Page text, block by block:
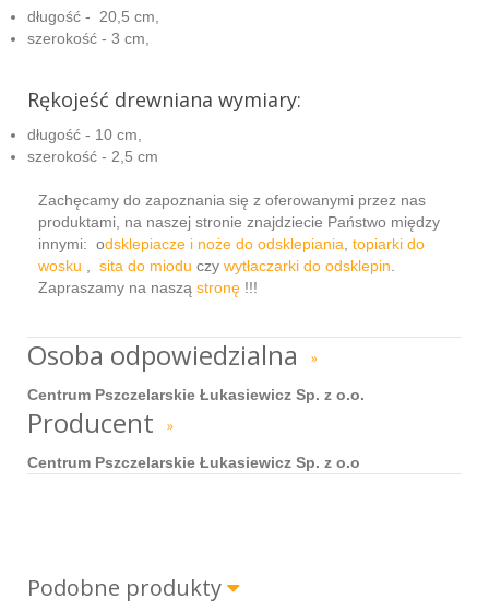
długość - 20,5 cm,
szerokość - 3 cm,
Rękojeść drewniana wymiary:
długość - 10 cm,
szerokość - 2,5 cm
Zachęcamy do zapoznania się z oferowanymi przez nas
produktami, na naszej stronie znajdziecie Państwo między
innymi: odsklepiacze i noże do odsklepiania, topiarki do
wosku , sita do miodu czy wytłaczarki do odsklepin.
Zapraszamy na naszą stronę !!!
Osoba odpowiedzialna »
Centrum Pszczelarskie Łukasiewicz Sp. z o.o.
Producent »
Centrum Pszczelarskie Łukasiewicz Sp. z o.o
Podobne produkty